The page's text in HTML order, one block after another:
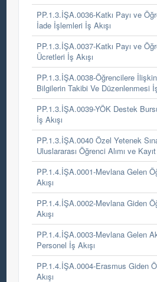
PP.1.3.İŞA.0036-Katkı Payı ve
İade İşlemleri İş Akışı
PP.1.3.İŞA.0037-Katkı Payı ve
Ücretleri İş Akışı
PP.1.3.İŞA.0038-Öğrencilere
Bilgilerin Takibi Ve Düzenlenmesi
PP.1.3.İŞA.0039-YÖK Destek
İş Akışı
PP.1.3.İŞA.0040 Özel Yetenek
Uluslararası Öğrenci Alımı ve Kayıt
PP.1.4.İŞA.0001-Mevlana Gelen
Akışı
PP.1.4.İŞA.0002-Mevlana Giden
Akışı
PP.1.4.İŞA.0003-Mevlana Gelen
Personel İş Akışı
PP.1.4.İŞA.0004-Erasmus Giden
Akışı